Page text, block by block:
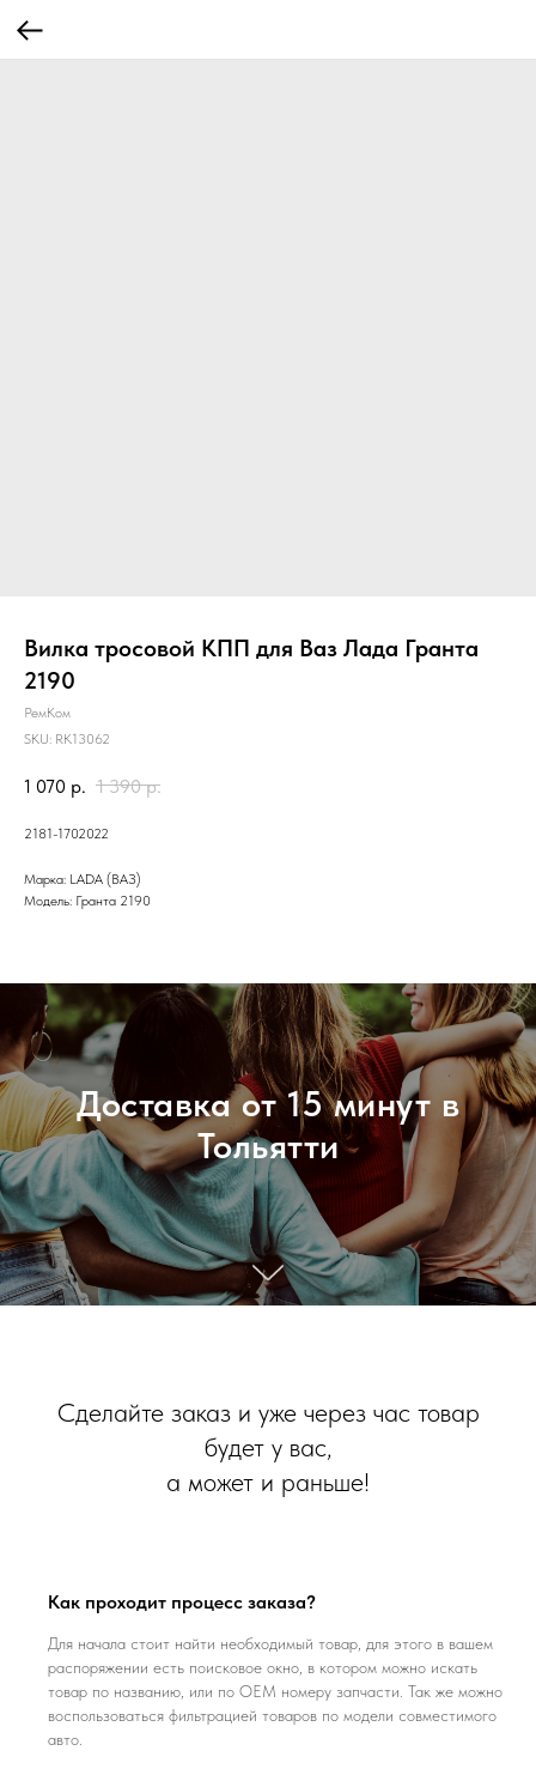
Вилка тросовой КПП для Ваз Лада Гранта
2190
РемКом
SKU: RK13062
1 070 р. 1 390 р.
2181-1702022
Марка: LADA (ВАЗ)
Модель: Гранта 2190
Доставка от 15 минут в
Тольятти
Сделайте заказ и уже через час товар
будет у вас,
а может и раньше!
Как проходит процесс заказа?
Для начала стоит найти необходимый товар, для этого в вашем
распоряжении есть поисковое окно, в котором можно искать
товар по названию, или по ОЕМ номеру запчасти. Так же можно
воспользоваться фильтрацией товаров по модели совместимого
авто.